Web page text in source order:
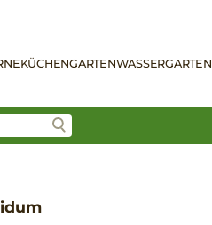
KÜCHENGARTENWASSERGARTEN